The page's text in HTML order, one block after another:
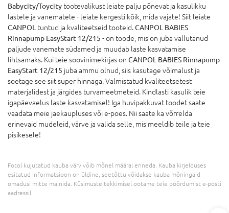
Babycity/Toycity tootevalikust leiate palju põnevat ja kasulikku
lastele ja vanematele - leiate kergesti kõik, mida vajate! Siit leiate
CANPOL tuntud ja kvaliteetseid tooteid.CANPOL BABIES
Rinnapump EasyStart 12/215 - on toode, mis on juba vallutanud
paljude vanemate südamed ja muudab laste kasvatamise
lihtsamaks. Kui teie soovinimekirjas on CANPOL BABIES Rinnapump
EasyStart 12/215 juba ammu olnud, siis kasutage võimalust ja
soetage see siit super hinnaga. Valmistatud kvaliteetsetest
materjalidest ja järgides turvameetmeteid. Kindlasti kasulik teie
igapäevaelus laste kasvatamisel! Iga huvipakkuvat toodet saate
vaadata meie jaekaupluses või e-poes. Nii saate ka võrrelda
erinevaid mudeleid, värve ja valida selle, mis meeldib teile ja teie
pisikesele!
Fotol kujutatud kauba värv võib mõnel määral erineda. Kauba kirjelduses
esitatud informatsioon on üldine, seetõttu võidakse kauba mõningaid
omadusi mitte mainida. Küsimuste tekkimisel ootame teie pöördumist e-posti
aadressil